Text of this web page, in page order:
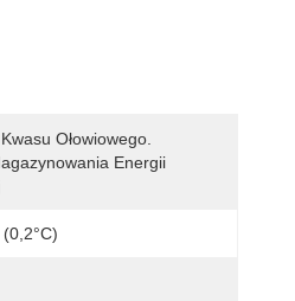
Ołowiowego.
Energii